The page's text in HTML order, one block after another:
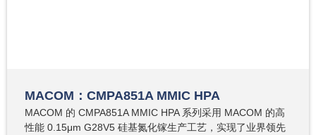
MACOM：CMPA851A MMIC HPA
MACOM 的 CMPA851A MMIC HPA 系列采用 MACOM 的高
性能 0.15μm G28V5 硅基氮化镓生产工艺，实现了业界领先